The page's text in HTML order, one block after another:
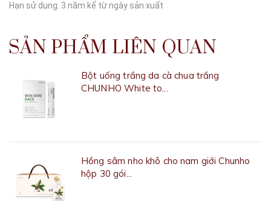
Hạn sử dụng: 3 năm kể từ ngày sản xuất
SẢN PHẨM LIÊN QUAN
Bột uống trắng da cà chua trắng
CHUNHO White to...
Hồng sâm nho khô cho nam giới Chunho
hộp 30 gói...